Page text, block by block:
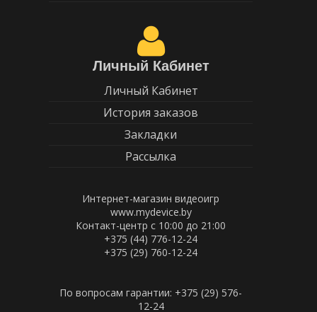
Личный Кабинет
Личный Кабинет
История заказов
Закладки
Рассылка
Интернет-магазин видеоигр
www.mydevice.by
Контакт-центр с 10:00 до 21:00
+375 (44) 776-12-24
+375 (29) 760-12-24
По вопросам гарантии: +375 (29) 576-
12-24